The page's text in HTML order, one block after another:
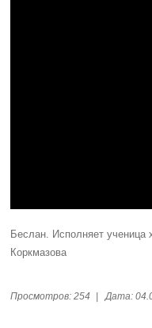
Беслан. Исполняет ученица
Коркмазова
Просмотров: 254 Дата: